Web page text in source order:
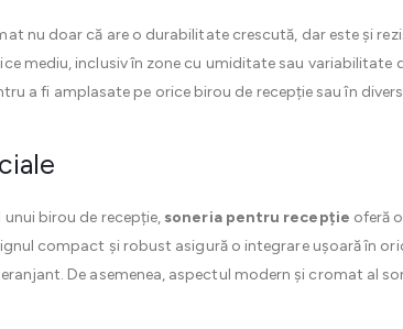
nu doar că are o durabilitate crescută, dar este și
mediu, inclusiv în zone cu umiditate sau variabilitate
a fi amplasate pe orice birou de recepție sau în
birou de recepție, soneria pentru recepție oferă
compact și robust asigură o integrare ușoară în
De asemenea, aspectul modern și cromat al